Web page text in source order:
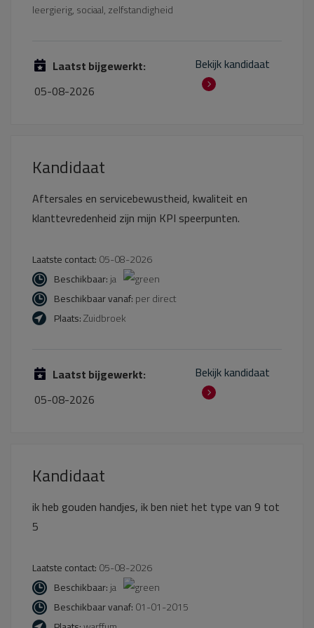
leergierig, sociaal, zelfstandigheid
Laatst bijgewerkt:
05-08-2026
Bekijk kandidaat
Kandidaat
Aftersales en servicebewustheid, kwaliteit en
klanttevredenheid zijn mijn KPI speerpunten.
Laatste contact:05-08-2026
Beschikbaar:ja
Beschikbaar vanaf:per direct
Plaats:Zuidbroek
Laatst bijgewerkt:
05-08-2026
Bekijk kandidaat
Kandidaat
ik heb gouden handjes, ik ben niet het type van 9 tot
5
Laatste contact:05-08-2026
Beschikbaar:ja
Beschikbaar vanaf:01-01-2015